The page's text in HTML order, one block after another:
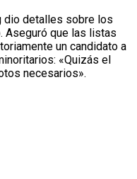
dio detalles sobre los
Aseguró que las listas
un candidato a
«Quizás el
necesarios».